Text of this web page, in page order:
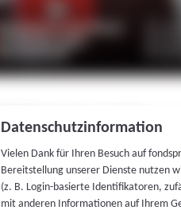
Datenschutzinformation
Vielen Dank für Ihren Besuch auf
Bereitstellung unserer Dienste nutzen
(z. B. Login-basierte Identifikatoren,
mit anderen Informationen auf Ihrem